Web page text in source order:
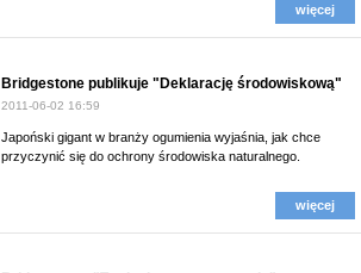
więcej
Bridgestone publikuje "Deklarację środowiskową"
2011-06-02 16:59
Japoński gigant w branży ogumienia wyjaśnia, jak chce
przyczynić się do ochrony środowiska naturalnego.
więcej